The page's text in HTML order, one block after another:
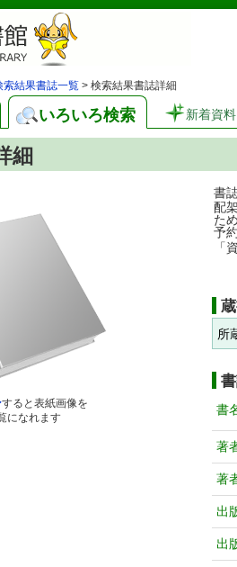
索結果書誌一覧 > 検索結果書誌詳細
いろいろ検索 新着資料
細
すると表紙画像を
になれます
書
配
た
予
「
所
書
著
著
出
出